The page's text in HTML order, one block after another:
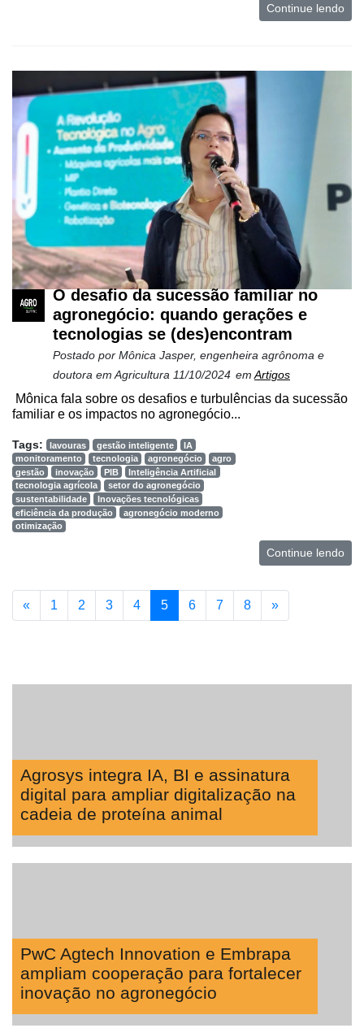
Continue lendo
O desafio da sucessão familiar no
agronegócio: quando gerações e
tecnologias se (des)encontram
Postado por Mônica Jasper, engenheira agrônoma e
doutora em Agricultura 11/10/2024 em Artigos
Mônica fala sobre os desafios e turbulências da sucessão
familiar e os impactos no agronegócio...
Tags: lavouras gestão inteligente
IA
monitoramento
tecnologia agronegócio
agro
gestão
inovação PIB
Inteligência Artificial
tecnologia agrícola
setor do agronegócio
sustentabilidade
Inovações tecnológicas
eficiência da produção
agronegócio moderno
otimização
Continue lendo
« 1 2 3 4 5 6 7 8 »
Agrosys integra IA, BI e assinatura
digital para ampliar digitalização na
cadeia de proteína animal
PwC Agtech Innovation e Embrapa
ampliam cooperação para fortalecer
inovação no agronegócio